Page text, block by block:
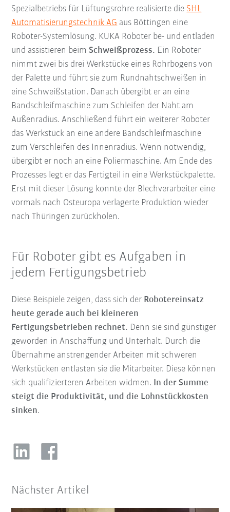
Spezialbetriebs für Lüftungsrohre realisierte die SHL
Automatisierungstechnik AG aus Böttingen eine
Roboter-Systemlösung. KUKA Roboter be- und entladen
und assistieren beimSchweißprozess. Ein Roboter
nimmt zwei bis drei Werkstücke eines Rohrbogens von
der Palette und führt sie zum Rundnahtschweißen in
eine Schweißstation. Danach übergibt er an eine
Bandschleifmaschine zum Schleifen der Naht am
Außenradius. Anschließend führt ein weiterer Roboter
das Werkstück an eine andere Bandschleifmaschine
zum Verschleifen des Innenradius. Wenn notwendig,
übergibt er noch an eine Poliermaschine. Am Ende des
Prozesses legt er das Fertigteil in eine Werkstückpalette.
Erst mit dieser Lösung konnte der Blechverarbeiter eine
vormals nach Osteuropa verlagerte Produktion wieder
nach Thüringen zurückholen.
Für Roboter gibt es Aufgaben in
jedem Fertigungsbetrieb
Diese Beispiele zeigen, dass sich der Robotereinsatz
heute gerade auch bei kleineren
Fertigungsbetrieben rechnet. Denn sie sind günstiger
geworden in Anschaffung und Unterhalt. Durch die
Übernahme anstrengender Arbeiten mit schweren
Werkstücken entlasten sie die Mitarbeiter. Diese können
sich qualifizierteren Arbeiten widmen. In der Summe
steigt die Produktivität, und die Lohnstückkosten
sinken.
Nächster Artikel